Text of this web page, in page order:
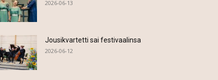
2026-06-13
Jousikvartetti sai festivaalinsa
2026-06-12